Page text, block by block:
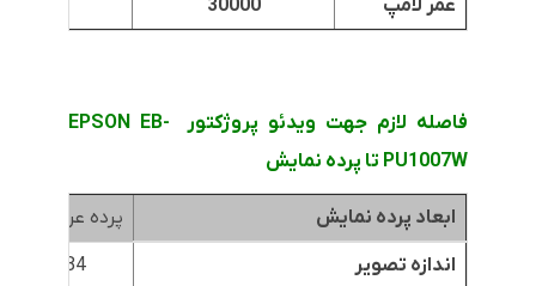
عمر لامپ 30000
فاصله لازم جهت ویدئو پروژکتور EPSON EB-
PU1007W تا پرده نمایش
ابعاد پرده نمایش
پرده عرض 1.8متر
اندازه تصویر
84 اینچ